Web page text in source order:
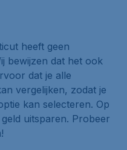
heeft geen
bewijzen dat het ook
dat je alle
vergelijken, zodat je
kan selecteren. Op
uitsparen. Probeer